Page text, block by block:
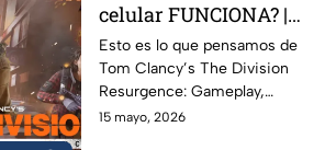
celular FUNCIONA? |
Probamos Tom
Clancy's The Division
Resurgence AZE
Review
Esto es lo que pensamos de
Tom Clancy’s The Division
Resurgence: Gameplay,
gráficos, combate, mundo
15 mayo, 2026